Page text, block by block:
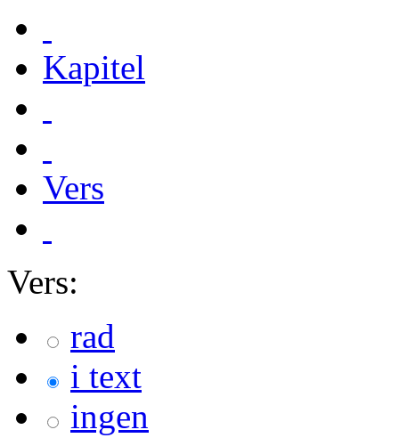
Kapitel
Vers
Vers:
rad
i text
ingen